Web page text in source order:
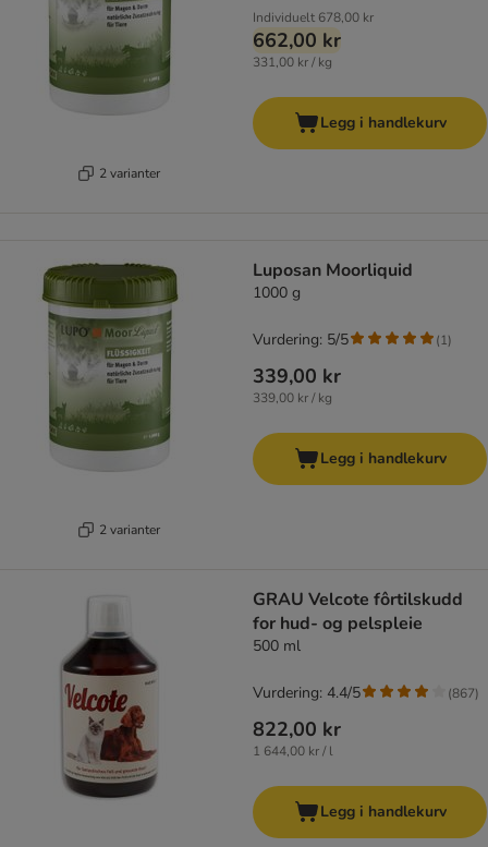
2 varianter
Individuelt 678,00 kr
662,00 kr
331,00 kr / kg
Legg i handlekurv
2 varianter
Luposan Moorliquid
1000 g
339,00 kr
339,00 kr / kg
Vurdering: 5/5 (1)
Legg i handlekurv
GRAU Velcote fôrtilskudd
for hud- og pelspleie
500 ml
822,00 kr
1 644,00 kr / l
Vurdering: 4.4/5 (867)
Legg i handlekurv